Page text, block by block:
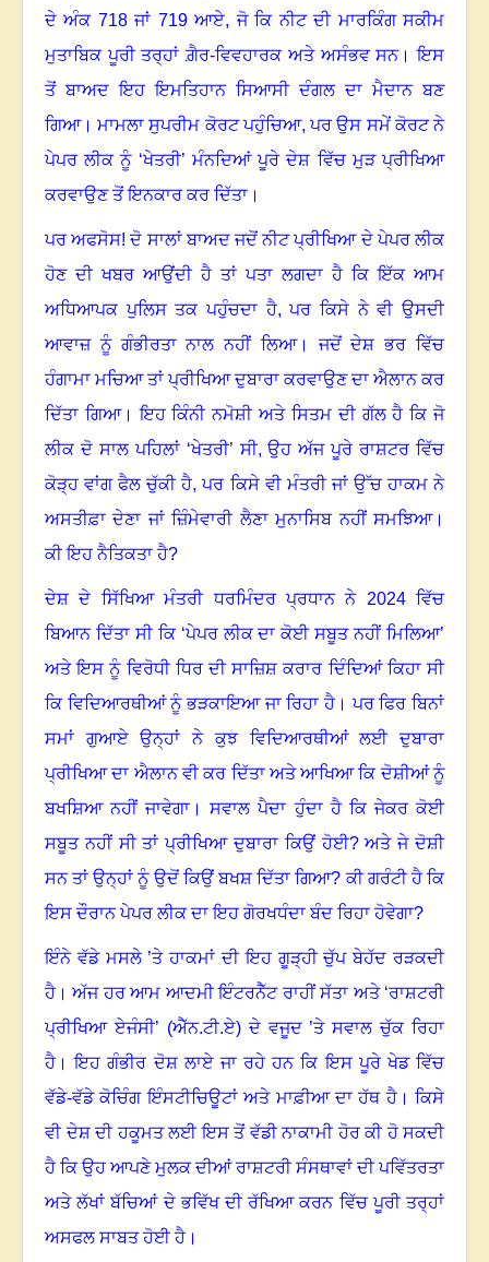
ਦੇ ਅੰਕ 718ਜਾਂ 719ਆਏ,ਜੋ ਕਿ ਨੀਟ ਦੀ ਮਾਰਕਿੰਗ ਸਕੀਮ
ਮੁਤਾਬਿਕ ਪੂਰੀ ਤਰ੍ਹਾਂ ਗ਼ੈਰ-ਵਿਵਹਾਰਕ ਅਤੇ ਅਸੰਭਵ ਸਨ।ਇਸ
ਤੋਂ ਬਾਅਦ ਇਹ ਇਮਤਿਹਾਨ ਸਿਆਸੀ ਦੰਗਲ ਦਾ ਮੈਦਾਨ ਬਣ
ਗਿਆ।ਮਾਮਲਾ ਸੁਪਰੀਮ ਕੋਰਟ ਪਹੁੰਚਿਆ,ਪਰ ਉਸ ਸਮੇਂ ਕੋਰਟ ਨੇ
ਪੇਪਰ ਲੀਕ ਨੂੰ ‘ਖੇਤਰੀ’ ਮੰਨਦਿਆਂ ਪੂਰੇ ਦੇਸ਼ ਵਿੱਚ ਮੁੜ ਪ੍ਰੀਖਿਆ
ਕਰਵਾਉਣ ਤੋਂ ਇਨਕਾਰ ਕਰ ਦਿੱਤਾ ।
ਪਰ ਅਫਸੋਸ! ਦੋ ਸਾਲਾਂ ਬਾਅਦ ਜਦੋਂ ਨੀਟ ਪ੍ਰੀਖਿਆ ਦੇ ਪੇਪਰ ਲੀਕ
ਹੋਣ ਦੀ ਖਬਰ ਆਉਂਦੀ ਹੈ ਤਾਂ ਪਤਾ ਲਗਦਾ ਹੈ ਕਿ ਇੱਕ ਆਮ
ਅਧਿਆਪਕ ਪੁਲਿਸ ਤਕ ਪਹੁੰਚਦਾ ਹੈ,ਪਰ ਕਿਸੇ ਨੇ ਵੀ ਉਸਦੀ
ਆਵਾਜ਼ ਨੂੰ ਗੰਭੀਰਤਾ ਨਾਲ ਨਹੀਂ ਲਿਆ।ਜਦੋਂ ਦੇਸ਼ ਭਰ ਵਿੱਚ
ਹੰਗਾਮਾ ਮਚਿਆ ਤਾਂ ਪ੍ਰੀਖਿਆ ਦੁਬਾਰਾ ਕਰਵਾਉਣ ਦਾ ਐਲਾਨ ਕਰ
ਦਿੱਤਾ ਗਿਆ।ਇਹ ਕਿੰਨੀ ਨਮੋਸ਼ੀ ਅਤੇ ਸਿਤਮ ਦੀ ਗੱਲ ਹੈ ਕਿ ਜੋ
ਲੀਕ ਦੋ ਸਾਲ ਪਹਿਲਾਂ ‘ਖੇਤਰੀ’ ਸੀ,ਉਹ ਅੱਜ ਪੂਰੇ ਰਾਸ਼ਟਰ ਵਿੱਚ
ਕੋੜ੍ਹ ਵਾਂਗ ਫੈਲ ਚੁੱਕੀ ਹੈ,ਪਰ ਕਿਸੇ ਵੀ ਮੰਤਰੀ ਜਾਂ ਉੱਚ ਹਾਕਮ ਨੇ
ਅਸਤੀਫ਼ਾ ਦੇਣਾ ਜਾਂ ਜ਼ਿੰਮੇਵਾਰੀ ਲੈਣਾ ਮੁਨਾਸਿਬ ਨਹੀਂ ਸਮਝਿਆ।
ਕੀ ਇਹ ਨੈਤਿਕਤਾ ਹੈ?
ਦੇਸ਼ ਦੇ ਸਿੱਖਿਆ ਮੰਤਰੀ ਧਰਮਿੰਦਰ ਪ੍ਰਧਾਨ ਨੇ 2024ਵਿੱਚ
ਬਿਆਨ ਦਿੱਤਾ ਸੀ ਕਿ ‘ਪੇਪਰ ਲੀਕ ਦਾ ਕੋਈ ਸਬੂਤ ਨਹੀਂ ਮਿਲਿਆ’
ਅਤੇ ਇਸ ਨੂੰ ਵਿਰੋਧੀ ਧਿਰ ਦੀ ਸਾਜ਼ਿਸ਼ ਕਰਾਰ ਦਿੰਦਿਆਂ ਕਿਹਾ ਸੀ
ਕਿ ਵਿਦਿਆਰਥੀਆਂ ਨੂੰ ਭੜਕਾਇਆ ਜਾ ਰਿਹਾ ਹੈ ।ਪਰ ਫਿਰ ਬਿਨਾਂ
ਸਮਾਂ ਗੁਆਏ ਉਨ੍ਹਾਂ ਨੇ ਕੁਝ ਵਿਦਿਆਰਥੀਆਂ ਲਈ ਦੁਬਾਰਾ
ਪ੍ਰੀਖਿਆ ਦਾ ਐਲਾਨ ਵੀ ਕਰ ਦਿੱਤਾ ਅਤੇ ਆਖਿਆ ਕਿ ਦੋਸ਼ੀਆਂ ਨੂੰ
ਬਖਸ਼ਿਆ ਨਹੀਂ ਜਾਵੇਗਾ ।ਸਵਾਲ ਪੈਦਾ ਹੁੰਦਾ ਹੈ ਕਿ ਜੇਕਰ ਕੋਈ
ਸਬੂਤ ਨਹੀਂ ਸੀ ਤਾਂ ਪ੍ਰੀਖਿਆ ਦੁਬਾਰਾ ਕਿਉਂ ਹੋਈ?ਅਤੇ ਜੇ ਦੋਸ਼ੀ
ਸਨ ਤਾਂ ਉਨ੍ਹਾਂ ਨੂੰ ਉਦੋਂ ਕਿਉਂ ਬਖਸ਼ ਦਿੱਤਾ ਗਿਆ?ਕੀ ਗਰੰਟੀ ਹੈ ਕਿ
ਇਸ ਦੌਰਾਨ ਪੇਪਰ ਲੀਕ ਦਾ ਇਹ ਗੋਰਖਧੰਦਾ ਬੰਦ ਰਿਹਾ ਹੋਵੇਗਾ?
ਇੰਨੇ ਵੱਡੇ ਮਸਲੇ ’ਤੇ ਹਾਕਮਾਂ ਦੀ ਇਹ ਗੂੜ੍ਹੀ ਚੁੱਪ ਬੇਹੱਦ ਰੜਕਦੀ
ਹੈ ।ਅੱਜ ਹਰ ਆਮ ਆਦਮੀ ਇੰਟਰਨੈੱਟ ਰਾਹੀਂ ਸੱਤਾ ਅਤੇ ‘ਰਾਸ਼ਟਰੀ
ਪ੍ਰੀਖਿਆ ਏਜੰਸੀ’ (ਐੱਨ.ਟੀ.ਏ) ਦੇ ਵਜੂਦ ’ਤੇ ਸਵਾਲ ਚੁੱਕ ਰਿਹਾ
ਹੈ ।ਇਹ ਗੰਭੀਰ ਦੋਸ਼ ਲਾਏ ਜਾ ਰਹੇ ਹਨ ਕਿ ਇਸ ਪੂਰੇ ਖੇਡ ਵਿੱਚ
ਵੱਡੇ-ਵੱਡੇ ਕੋਚਿੰਗ ਇੰਸਟੀਚਿਊਟਾਂ ਅਤੇ ਮਾਫ਼ੀਆ ਦਾ ਹੱਥ ਹੈ। ਕਿਸੇ
ਵੀ ਦੇਸ਼ ਦੀ ਹਕੂਮਤ ਲਈ ਇਸ ਤੋਂ ਵੱਡੀ ਨਾਕਾਮੀ ਹੋਰ ਕੀ ਹੋ ਸਕਦੀ
ਹੈ ਕਿ ਉਹ ਆਪਣੇ ਮੁਲਕ ਦੀਆਂ ਰਾਸ਼ਟਰੀ ਸੰਸਥਾਵਾਂ ਦੀ ਪਵਿੱਤਰਤਾ
ਅਤੇ ਲੱਖਾਂ ਬੱਚਿਆਂ ਦੇ ਭਵਿੱਖ ਦੀ ਰੱਖਿਆ ਕਰਨ ਵਿੱਚ ਪੂਰੀ ਤਰ੍ਹਾਂ
ਅਸਫਲ ਸਾਬਤ ਹੋਈ ਹੈ ।